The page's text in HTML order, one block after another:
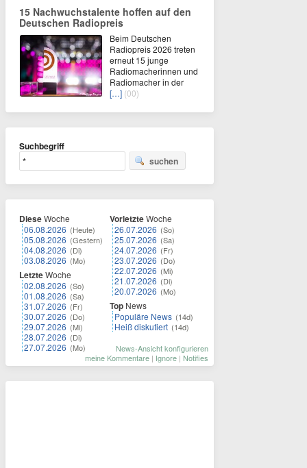
15 Nachwuchstalente hoffen auf den
Deutschen Radiopreis
Beim Deutschen
Radiopreis 2026 treten
erneut 15 junge
Radiomacherinnen und
Radiomacher in der
[…] (00)
Suchbegriff
suchen
DieseWoche
06.08.2026 (Heute)
05.08.2026 (Gestern)
04.08.2026 (Di)
03.08.2026 (Mo)
LetzteWoche
02.08.2026 (So)
01.08.2026 (Sa)
31.07.2026 (Fr)
30.07.2026 (Do)
29.07.2026 (Mi)
28.07.2026 (Di)
27.07.2026 (Mo)
VorletzteWoche
26.07.2026 (So)
25.07.2026 (Sa)
24.07.2026 (Fr)
23.07.2026 (Do)
22.07.2026 (Mi)
21.07.2026 (Di)
20.07.2026 (Mo)
Top News
Populäre News (14d)
Heiß diskutiert (14d)
News-Ansicht konfigurieren
meine Kommentare | Ignore | Notifies